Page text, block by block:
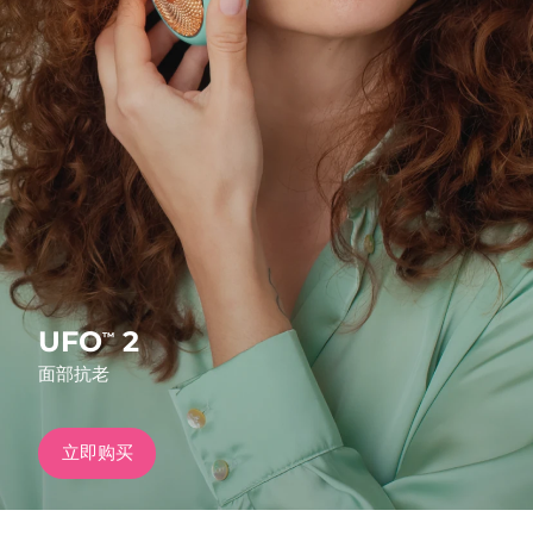
UFO™2
面部抗老
立即购买
我的订阅
FAQ™ Dual LED Panel
热门产品
特别优惠 畅销产品
红光疗法
发货国家
美国 预计送达日期 8/12/26
英国 预计送达日期8/11/26
西班牙 预计送达日期8/11/26
澳大利亚 预计送达日期 8/14/26
法国 预计送达日期8/11/26
德国 预计送达日期 8/11/26
加拿大 预计送达日期